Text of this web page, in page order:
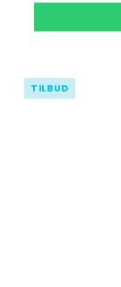
TILBUD